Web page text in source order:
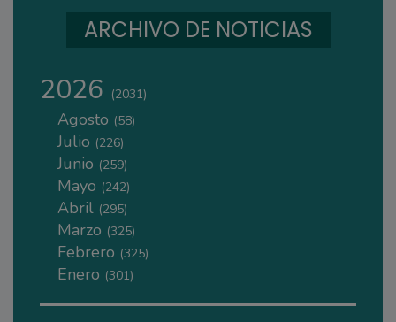
ARCHIVO DE NOTICIAS
2026 (2031)
Agosto (58)
Julio (226)
Junio (259)
Mayo (242)
Abril (295)
Marzo (325)
Febrero (325)
Enero (301)